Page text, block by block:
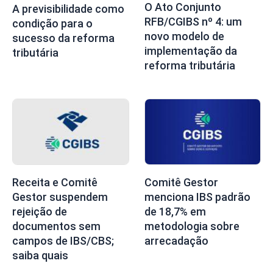
A previsibilidade como
condição para o
sucesso da reforma
tributária
O Ato Conjunto
RFB/CGIBS nº 4: um
novo modelo de
implementação da
reforma tributária
Receita e Comitê
Gestor suspendem
rejeição de
documentos sem
campos de IBS/CBS;
saiba quais
Comitê Gestor
menciona IBS padrão
de 18,7% em
metodologia sobre
arrecadação